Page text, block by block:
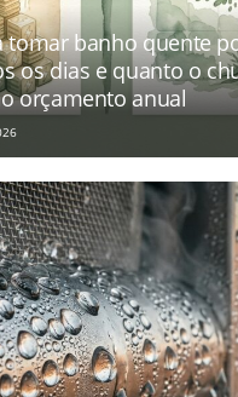
tomar banho quente
os dias e quanto o
orçamento anual